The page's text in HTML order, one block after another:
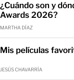
¿Cuándo son y
Awards 2026?
MARTHA DÍAZ
Mis películas
JESÚS CHAVARRÍA